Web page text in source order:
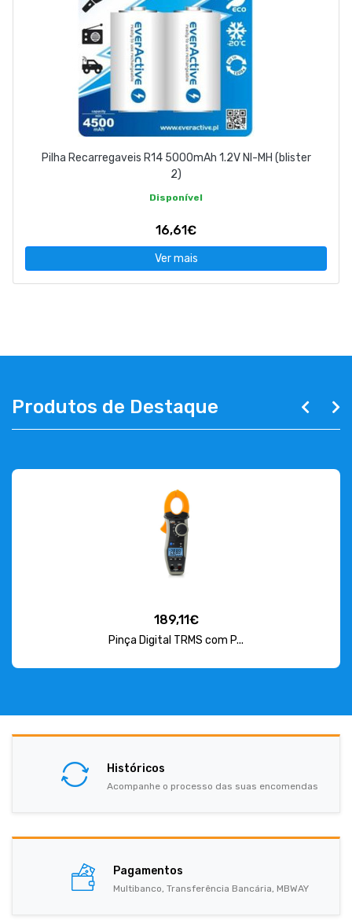
Pilha Recarregaveis R14 5000mAh 1.2V NI-MH (blister
2)
Disponível
16,61€
Ver mais
Produtos de Destaque
189,11€
Pinça Digital TRMS com P...
Históricos
Acompanhe o processo das suas encomendas
Pagamentos
Multibanco, Transferência Bancária, MBWAY